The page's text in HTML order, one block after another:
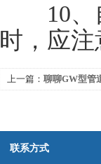
10、自
时，应
上一篇： 聊聊GW型管
联系方式